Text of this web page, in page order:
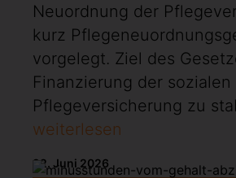
Neuordnung der
kurz
vorgelegt. Ziel des
Finanzierung der sozialen
Pflegeversicherung zu
weiterlesen
22. Juni 2026